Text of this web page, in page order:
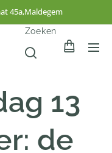
45a,Maldegem
Zoeken
13
de